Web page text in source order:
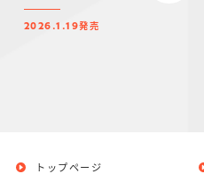
2026.1.19発売
トップページ